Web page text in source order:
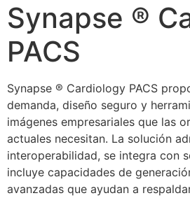
Synapse ®
PACS
Synapse ® Cardiology PACS
demanda, diseño seguro y
imágenes empresariales que las
actuales necesitan. La solución
interoperabilidad, se integra con
incluye capacidades de
avanzadas que ayudan a